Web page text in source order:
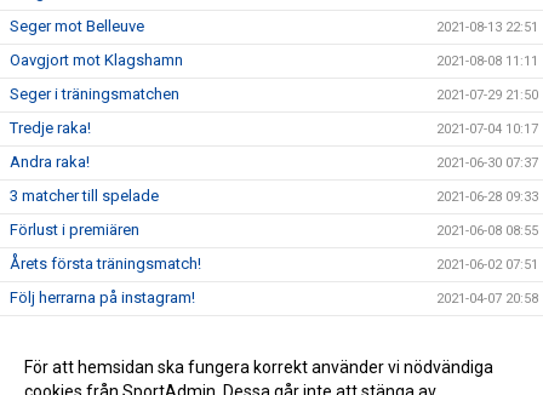
Seger mot Belleuve 2021-08-13 22:51
Oavgjort mot Klagshamn 2021-08-08 11:11
Seger i träningsmatchen 2021-07-29 21:50
Tredje raka! 2021-07-04 10:17
Andra raka! 2021-06-30 07:37
3 matcher till spelade 2021-06-28 09:33
Förlust i premiären 2021-06-08 08:55
Årets första träningsmatch! 2021-06-02 07:51
Följ herrarna på instagram! 2021-04-07 20:58
RESTRIKTIONER 2021-02-10 16:58
För att hemsidan ska fungera korrekt använder vi nödvändiga